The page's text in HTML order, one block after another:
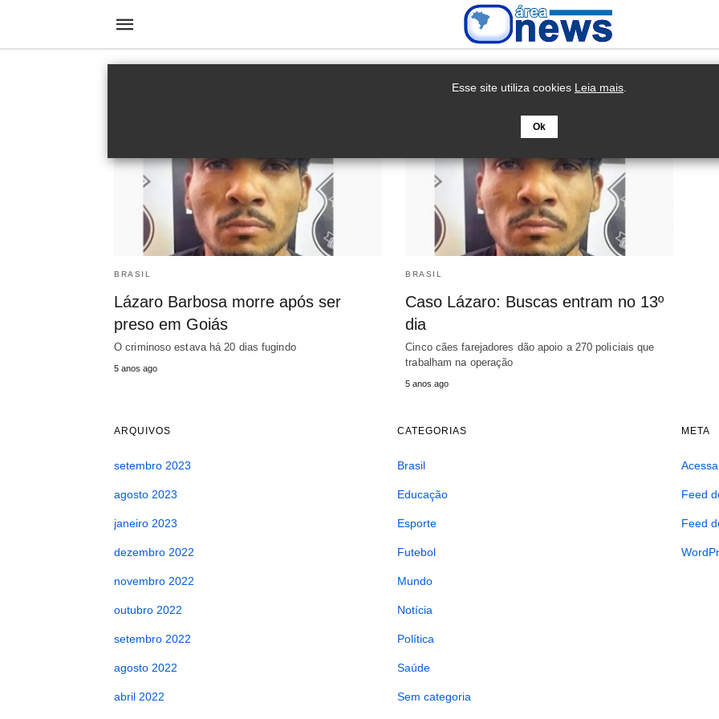
BRASIL
Lázaro Barbosa morre após ser
preso em Goiás
O criminoso estava há 20 dias fugindo
5 anos ago
BRASIL
Caso Lázaro: Buscas entram no 13º
dia
Cinco cães farejadores dão apoio a 270 policiais que
trabalham na operação
5 anos ago
ARQUIVOS
setembro 2023
agosto 2023
janeiro 2023
dezembro 2022
novembro 2022
outubro 2022
setembro 2022
agosto 2022
abril 2022
CATEGORIAS
Brasil
Educação
Esporte
Futebol
Mundo
Notícia
Política
Saúde
Sem categoria
META
Feed
Feed
Esse site utiliza cookies Leia mais
Ok